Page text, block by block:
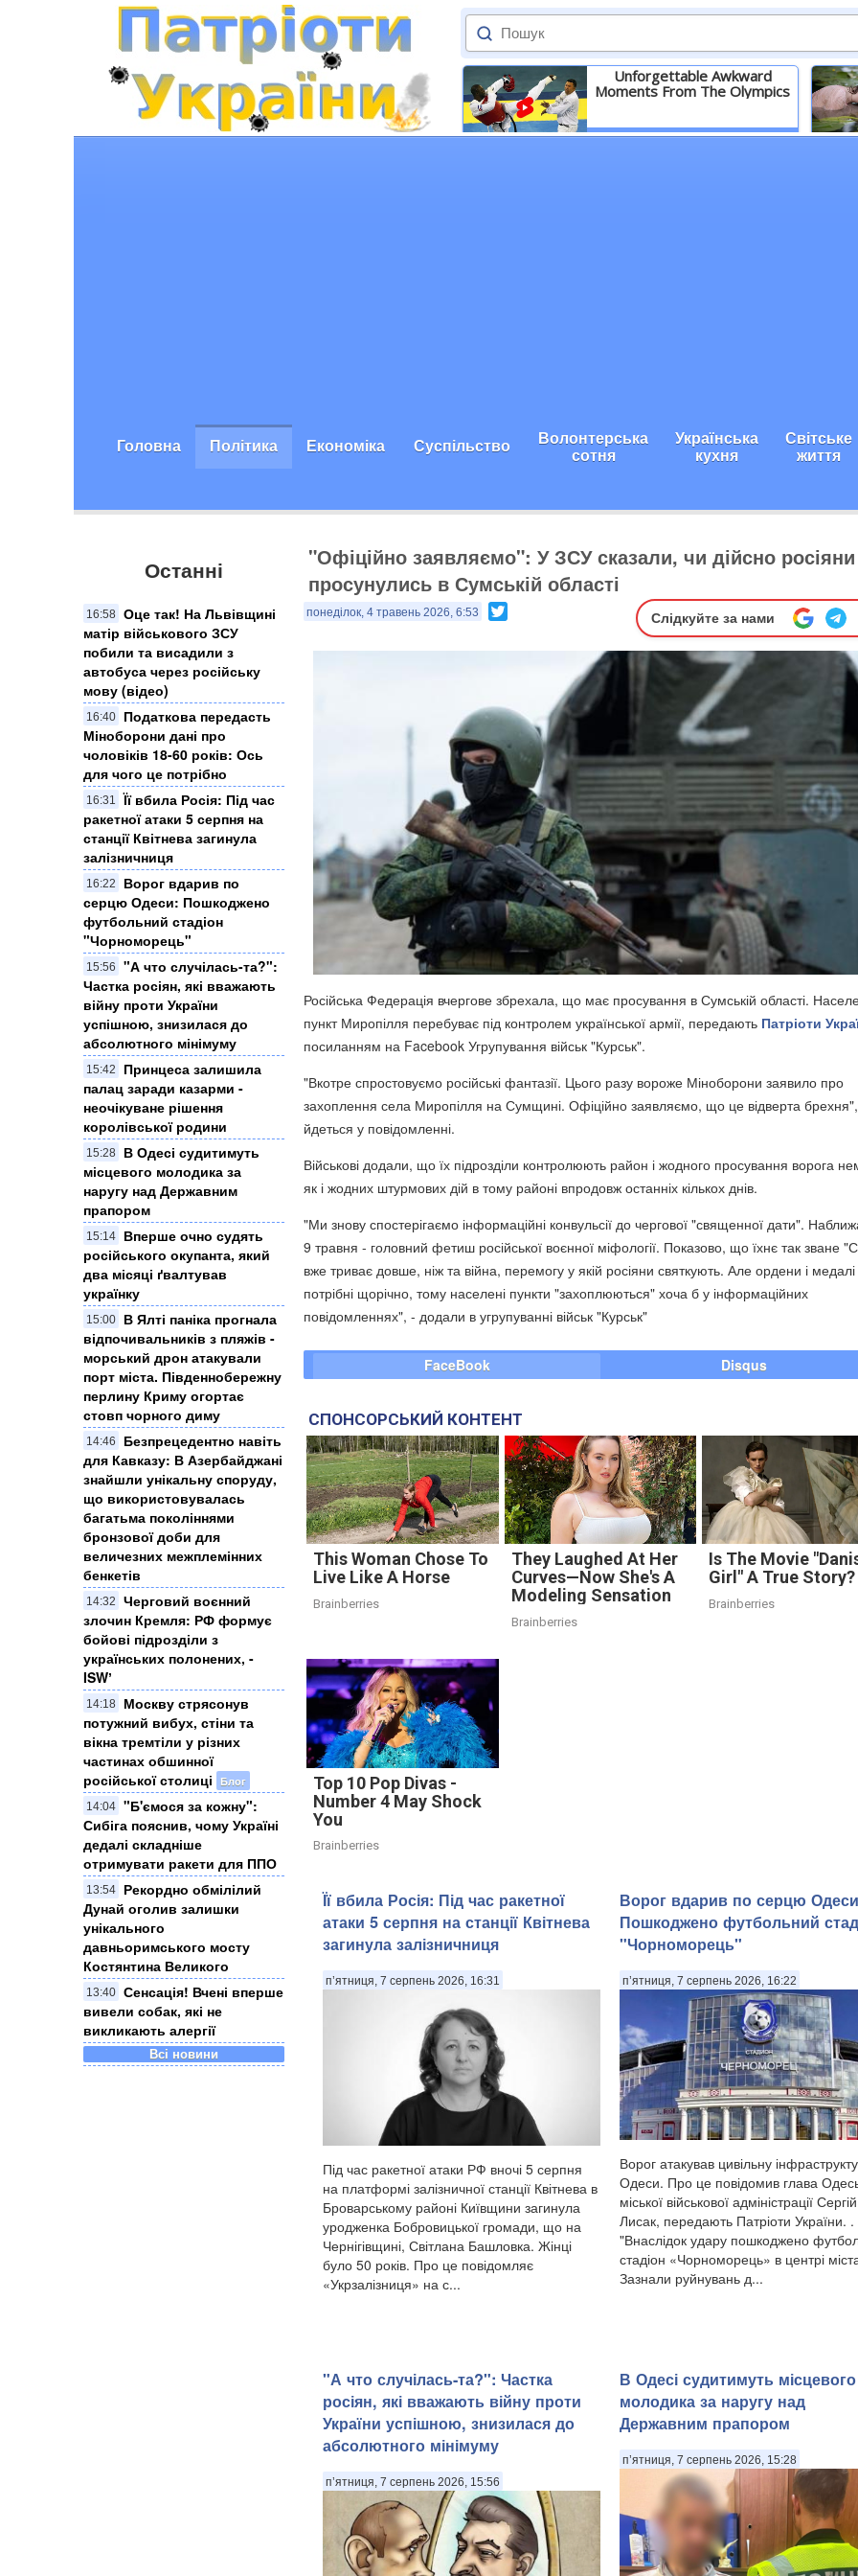
Unforgettable Awkward
Moments From The Olympics
Детальніше
Головна Політика Економіка Суспільство Волонтерська
сотня
Українська
кухня
Світське
життя
Останні
16:58 Оце так! На Львівщині
матір військового ЗСУ
побили та висадили з
автобуса через російську
мову (відео)
16:40
Податкова передасть
Міноборони дані про
чоловіків 18-60 років: Ось
для чого це потрібно
16:31
Її вбила Росія: Під час
ракетної атаки 5 серпня на
станції Квітнева загинула
залізничниця
16:22
Ворог вдарив по
серцю Одеси: Пошкоджено
футбольний стадіон
"Чорноморець"
15:56
"А что случілась-та?":
Частка росіян, які вважають
війну проти України
успішною, знизилася до
абсолютного мінімуму
15:42
Принцеса залишила
палац заради казарми -
неочікуване рішення
королівської родини
15:28
В Одесі судитимуть
місцевого молодика за
наругу над Державним
прапором
15:14
Вперше очно судять
російського окупанта, який
два місяці ґвалтував
українку
15:00
​В Ялті паніка прогнала
відпочивальників з пляжів -
морський дрон атакували
порт міста. Південнобережну
перлину Криму огортає
стовп чорного диму
14:46
Безпрецедентно навіть
для Кавказу: В Азербайджані
знайшли унікальну споруду,
що використовувалась
багатьма поколіннями
бронзової доби для
величезних межплемінних
бенкетів
14:32
Черговий воєнний
злочин Кремля: ​РФ формує
бойові підрозділи з
українських полонених, -
ISWʼ
14:18
Москву стрясонув
потужний вибух, стіни та
вікна тремтіли у різних
частинах обшинної
російської столиці
Блог
14:04 "Б'ємося за кожну":
Сибіга пояснив, чому Україні
дедалі складніше
отримувати ракети для ППО
13:54
Рекордно обмілілий
Дунай оголив залишки
унікального
давньоримського мосту
Костянтина Великого
13:40 Сенсація! Вчені вперше
вивели собак, які не
викликають алергії
Всі новини
"Офіційно заявляємо": У ЗСУ сказали, чи дійсно росіяни
просунулись в Сумській області
понеділок, 4 травень 2026, 6:53 Слідкуйте за нами
Російська Федерація вчергове збрехала, що має просування в Сумській області.
пункт Миропілля перебуває під контролем української армії, передають Патріоти
посиланням на Facebook Угрупування військ "Курськ".
"Вкотре спростовуємо російські фантазії. Цього разу вороже Міноборони заявило про
захоплення села Миропілля на Сумщині. Офіційно заявляємо, що це відверта
йдеться у повідомленні.
Військові додали, що їх підрозділи контролюють район і жодного просування ворога
як і жодних штурмових дій в тому районі впродовж останніх кількох днів.
"Ми знову спостерігаємо інформаційні конвульсії до чергової "священної дати".
9 травня - головний фетиш російської воєнної міфології. Показово, що їхнє так зване
вже триває довше, ніж та війна, перемогу у якій росіяни святкують. Але ордени і медалі
потрібні щорічно, тому населені пункти "захоплюються" хоча б у інформаційних
повідомленнях", - додали в угрупуванні військ "Курськ"
FaceBook Disqus
СПОНСОРСЬКИЙ КОНТЕНТ
This Woman Chose To
Live Like A Horse
Brainberries
They Laughed At Her
Curves—Now She's A
Modeling Sensation
Brainberries
Is The Movie
Girl" A True Story?
Brainberries
Top 10 Pop Divas -
Number 4 May Shock
You
Brainberries
Її вбила Росія: Під час ракетної
атаки 5 серпня на станції Квітнева
загинула залізничниця
п’ятниця, 7 серпень 2026, 16:31
Під час ракетної атаки РФ вночі 5 серпня
на платформі залізничної станції Квітнева в
Броварському районі Київщини загинула
уродженка Бобровицької громади, що на
Чернігівщині, Світлана Башловка. Жінці
було 50 років. Про це повідомляє
«Укрзалізниця» на с...
Ворог вдарив по серцю
Пошкоджено футбольний
"Чорноморець"
п’ятниця, 7 серпень 2026, 16:22
Ворог атакував цивільну
Одеси. Про це повідомив глава
міської військової адміністрації Сергій
Лисак, передають Патріоти України. .
"Внаслідок удару пошкоджено
стадіон «Чорноморець» в центрі
Зазнали руйнувань д...
"А что случілась-та?": Частка
росіян, які вважають війну проти
України успішною, знизилася до
абсолютного мінімуму
п’ятниця, 7 серпень 2026, 15:56
В Одесі судитимуть місцевого
молодика за наругу над
Державним прапором
п’ятниця, 7 серпень 2026, 15:28